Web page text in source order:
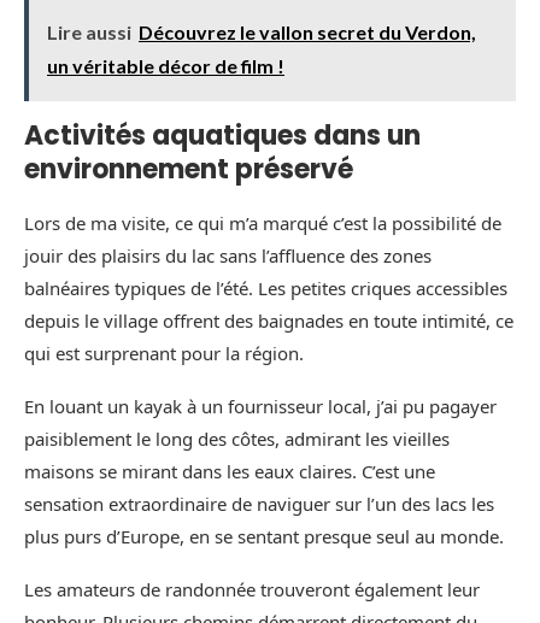
Lire aussi Découvrez le vallon secret du Verdon,
un véritable décor de film !
Activités aquatiques dans un
environnement préservé
Lors de ma visite, ce qui m’a marqué c’est la possibilité de
jouir des plaisirs du lac sans l’affluence des zones
balnéaires typiques de l’été. Les petites criques accessibles
depuis le village offrent des baignades en toute intimité, ce
qui est surprenant pour la région.
En louant un kayak à un fournisseur local, j’ai pu pagayer
paisiblement le long des côtes, admirant les vieilles
maisons se mirant dans les eaux claires. C’est une
sensation extraordinaire de naviguer sur l’un des lacs les
plus purs d’Europe, en se sentant presque seul au monde.
Les amateurs de randonnée trouveront également leur